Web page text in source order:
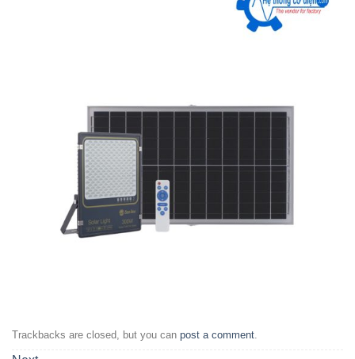
Trackbacks are closed, but you can post a comment.